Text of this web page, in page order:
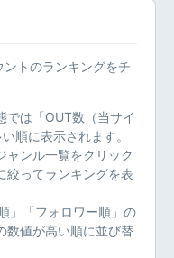
トのランキングをチ
では「OUT数（当サイ
順に表示されます。
ャンル一覧をクリック
絞ってランキングを表
」「フォロワー順」の
数値が高い順に並び替